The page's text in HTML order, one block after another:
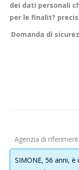
1.
Obiettivo Incontro S.r.l.
dei dati personali e del
garantiamo sicurezza e
informazioni personali
informazioni raccolte
relativamente alle
dei dati personali
per le finalit?
Domanda di
Agenzia di
SIMONE, 56 anni,